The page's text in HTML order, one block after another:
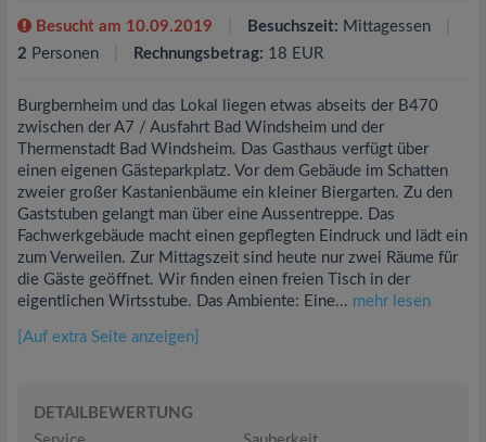
Besucht am 10.09.2019 Besuchszeit: Mittagessen
2 Personen Rechnungsbetrag: 18 EUR
Burgbernheim und das Lokal liegen etwas abseits der B470
zwischen der A7 / Ausfahrt Bad Windsheim und der
Thermenstadt Bad Windsheim. Das Gasthaus verfügt über
einen eigenen Gästeparkplatz. Vor dem Gebäude im Schatten
zweier großer Kastanienbäume ein kleiner Biergarten. Zu den
Gaststuben gelangt man über eine Aussentreppe. Das
Fachwerkgebäude macht einen gepflegten Eindruck und lädt ein
zum Verweilen. Zur Mittagszeit sind heute nur zwei Räume für
die Gäste geöffnet. Wir finden einen freien Tisch in der
eigentlichen Wirtsstube. Das Ambiente: Eine... mehr lesen
[Auf extra Seite anzeigen]
DETAILBEWERTUNG